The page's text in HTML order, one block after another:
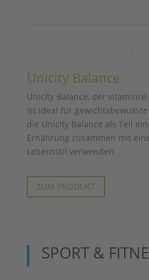
Unicity Balance
Unicity Balance, der
ist ideal für
die Unicity Balance als Teil
Ernährung zusammen mit
Lebensstil verwenden.
ZUM PRODUKT
SPORT &